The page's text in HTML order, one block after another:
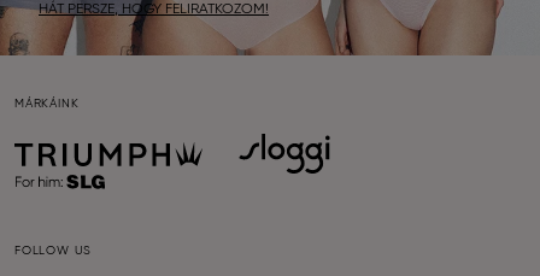
HÁT PERSZE, HOGY FELIRATKOZOM!
MÁRKÁINK
FOLLOW US